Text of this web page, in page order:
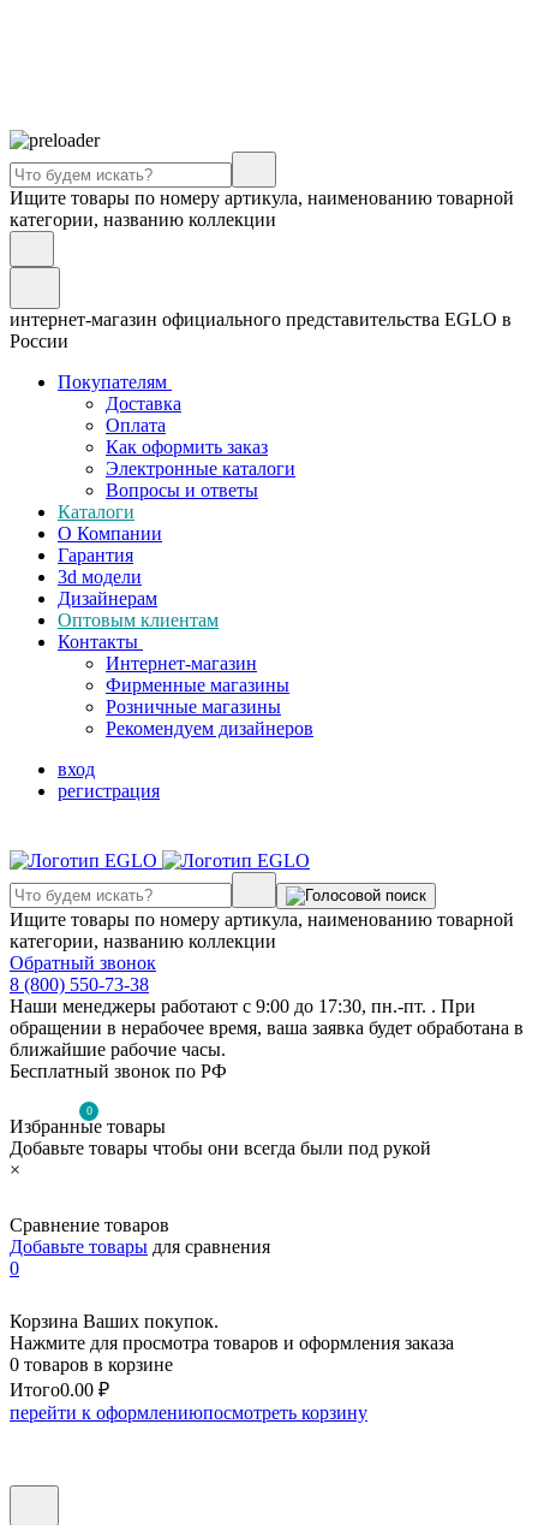
Ищите товары по номеру артикула, наименованию товарной
категории, названию коллекции
интернет-магазин официального представительства EGLO в
России
Покупателям
Доставка
Оплата
Как оформить заказ
Электронные каталоги
Вопросы и ответы
Каталоги
О Компании
Гарантия
3d модели
Дизайнерам
Оптовым клиентам
Контакты
Интернет-магазин
Фирменные магазины
Розничные магазины
Рекомендуем дизайнеров
вход
регистрация
Ищите товары по номеру артикула, наименованию товарной
категории, названию коллекции
Обратный звонок
8 (800) 550-73-38
Наши менеджеры работают с 9:00 до 17:30, пн.-пт. . При
обращении в нерабочее время, ваша заявка будет обработана в
ближайшие рабочие часы.
Бесплатный звонок по РФ
0
Избранные товары
Добавьте товары чтобы они всегда были под рукой
×
Сравнение товаров
Добавьте товары для сравнения
0
Корзина Ваших покупок.
Нажмите для просмотра товаров и оформления заказа
0 товаров в корзине
Итого0.00 ₽
перейти к оформлениюпосмотреть корзину